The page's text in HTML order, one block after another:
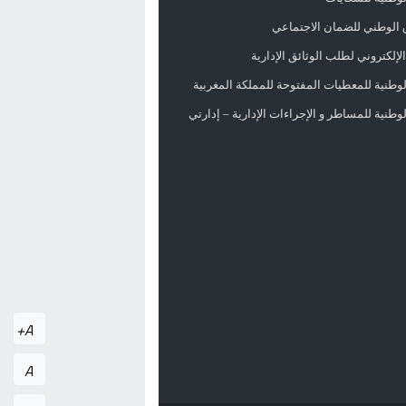
الوطني للضمان الاجتماعي
لطلب الوثائق الإدارية
الوطنية للمعطيات المفتوحة للمملكة المغربية
الوطنية للمساطر و الإجراءات الإدارية – إدارتي
A+
A